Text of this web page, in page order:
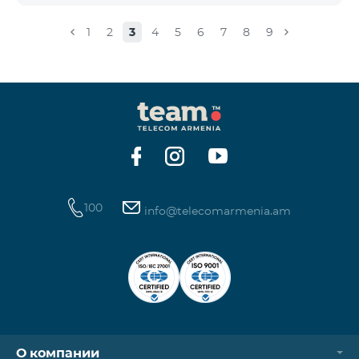
ծառայությունների նոր միացումները և ավտոմատ
ծառայության նոր միացումները և գործողությունը։
1 2 3 4 5 6 7 8 9
100 info@telecomarmenia.am
О компании